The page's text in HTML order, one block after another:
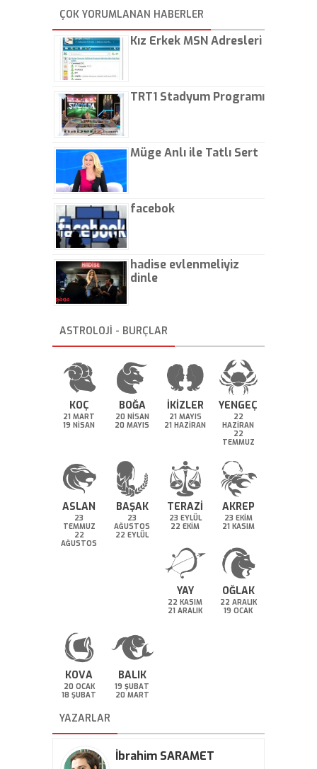
kaptırıyorsunuz. - Kayhan
Gezenti
ÇOK YORUMLANAN HABERLER
Kız Erkek MSN Adresleri
TRT1 Stadyum Programı
Müge Anlı ile Tatlı Sert
facebok
hadise evlenmeliyiz
dinle
ASTROLOJİ - BURÇLAR
KOÇ
21 MART
19 NİSAN
BOĞA
20 NİSAN
20 MAYIS
İKİZLER
21 MAYIS
21 HAZİRAN
YENGEÇ
22
HAZİRAN
22
TEMMUZ
ASLAN
23
TEMMUZ
22
AĞUSTOS
BAŞAK
23
AĞUSTOS
22 EYLÜL
TERAZİ
23 EYLÜL
22 EKİM
AKREP
23 EKİM
21 KASIM
YAY
22 KASIM
21 ARALIK
OĞLAK
22 ARALIK
19 OCAK
KOVA
20 OCAK
18 ŞUBAT
BALIK
19 ŞUBAT
20 MART
YAZARLAR
İbrahim SARAMET